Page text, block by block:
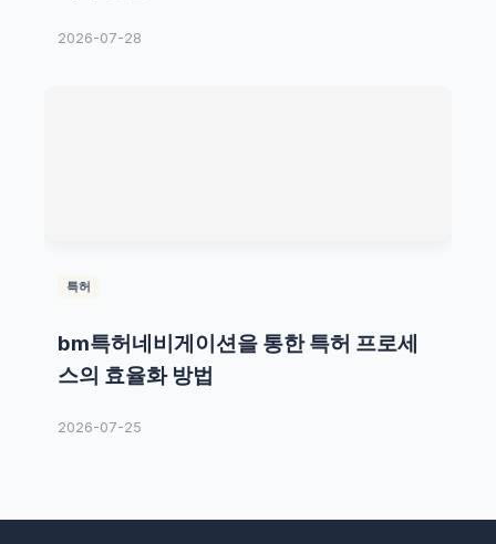
2026-07-28
특허
bm특허네비게이션을 통한 특허 프로세
스의 효율화 방법
2026-07-25